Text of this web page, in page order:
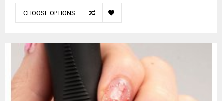
CHOOSE OPTIONS